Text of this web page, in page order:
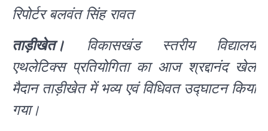
रिपोर्टर बलवंत सिंह रावत
ताड़ीखेत। विकासखंड स्तरीय विद्यालय
एथलेटिक्स प्रतियोगिता का आज श्रद्दानंद खेल
मैदान ताड़ीखेत में भव्य एवं विधिवत उद्घाटन किया
गया।